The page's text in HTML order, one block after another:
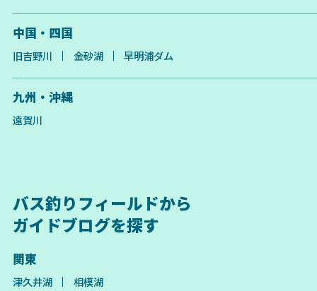
中国・四国
旧吉野川 金砂湖 早明浦ダム
九州・沖縄
遠賀川
バス釣りフィールドから
ガイドブログを探す
関東
津久井湖 相模湖